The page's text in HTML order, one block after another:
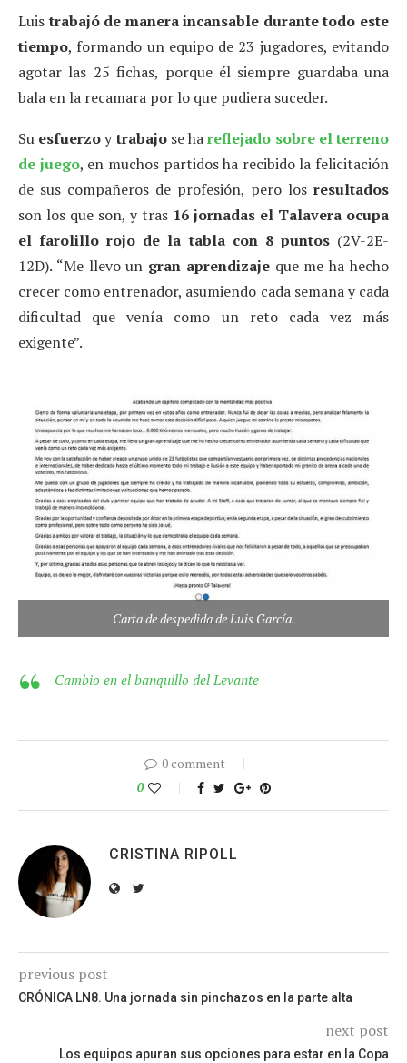
Luistrabajó de manera incansable durante todo este
tiempo, formando un equipo de 23 jugadores, evitando
agotar las 25 fichas, porque él siempre guardaba una
bala en la recamara por lo que pudiera suceder.
Su esfuerzoytrabajose hareflejado sobre el terreno
de juego, en muchos partidos ha recibido la felicitación
de sus compañeros de profesión, pero los resultados
son los que son, y tras 16 jornadas el Talavera ocupa
el farolillo rojo de la tabla con 8 puntos(2V-2E-
12D). “Me llevo un gran aprendizajeque me ha hecho
crecer como entrenador, asumiendo cada semana y cada
dificultad que venía como un reto cada vez más
exigente”.
Carta de despedida de Luis García.
Cambio en el banquillo del Levante
0 comment
0
CRISTINA RIPOLL
previous post
CRÓNICA LN8. Una jornada sin pinchazos en la parte alta
next post
Los equipos apuran sus opciones para estar en la Copa